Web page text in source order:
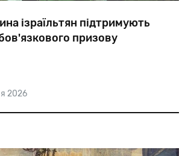
ізраїльтян підтримують
призову
47% ізраїльтян-євреїв
в ЦАГАЛ, а 42% з цим не згодні.
2026